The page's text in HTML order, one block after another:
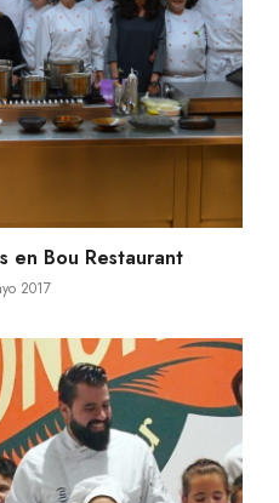
en Bou Restaurant
2017